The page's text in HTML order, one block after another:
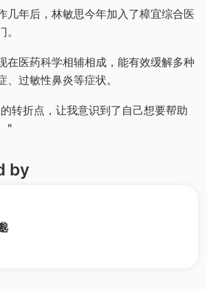
几年后，林敏思今年加入了樟宜综合医
在医药科学相辅相成，能有效缓解多种
过敏性鼻炎等症状。
转折点，让我意识到了自己想要帮助
"
by